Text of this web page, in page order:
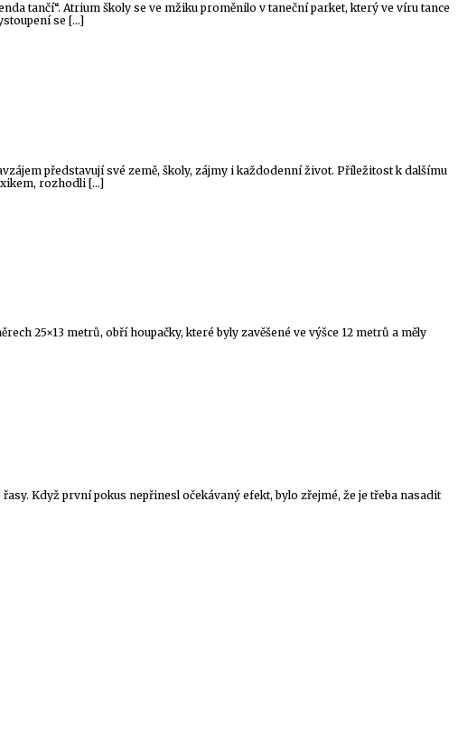
tančí“. Atrium školy se ve mžiku proměnilo v taneční parket, který ve víru tance
se […]
představují své země, školy, zájmy i každodenní život. Příležitost k dalšímu
rozhodli […]
25×13 metrů, obří houpačky, které byly zavěšené ve výšce 12 metrů a měly
Když první pokus nepřinesl očekávaný efekt, bylo zřejmé, že je třeba nasadit